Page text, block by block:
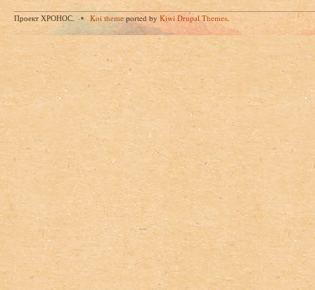
Проект ХРОНОС. Koi themeported byKiwi Drupal Themes.